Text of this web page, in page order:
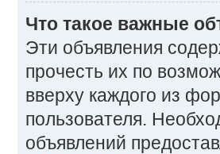
Что такое важные
Эти объявления
прочесть их по
вверху каждого из
пользователя.
объявлений